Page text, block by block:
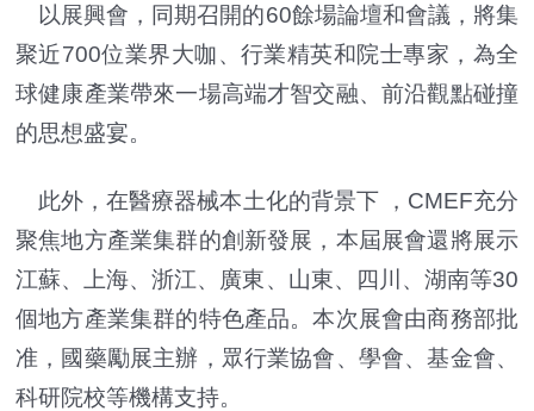
以展興會，同期召開的60餘場論壇和會議，將集
聚近700位業界大咖、行業精英和院士專家，為全
球健康產業帶來一場高端才智交融、前沿觀點碰撞
的思想盛宴。
此外，在醫療器械本土化的背景下 ，CMEF充分
聚焦地方產業集群的創新發展，本屆展會還將展示
江蘇、上海、浙江、廣東、山東、四川、湖南等30
個地方產業集群的特色產品。本次展會由商務部批
准，國藥勵展主辦，眾行業協會、學會、基金會、
科研院校等機構支持。